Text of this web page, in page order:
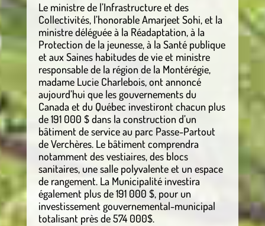
Le ministre de l’Infrastructure et des
Collectivités, l’honorable Amarjeet Sohi, et la
ministre déléguée à la Réadaptation, à la
Protection de la jeunesse, à la Santé publique
et aux Saines habitudes de vie et ministre
responsable de la région de la Montérégie,
madame Lucie Charlebois, ont annoncé
aujourd’hui que les gouvernements du
Canada et du Québec investiront chacun plus
de 191 000 $ dans la construction d’un
bâtiment de service au parc Passe-Partout
de Verchères. Le bâtiment comprendra
notamment des vestiaires, des blocs
sanitaires, une salle polyvalente et un espace
de rangement. La Municipalité investira
également plus de 191 000 $, pour un
investissement gouvernemental-municipal
totalisant près de 574 000$.